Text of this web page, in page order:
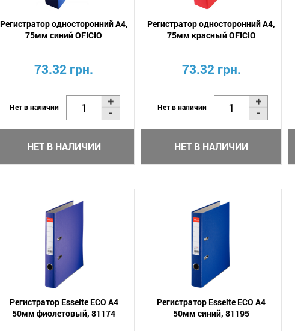
Регистратор односторонний А4,
75мм синий OFICIO
73.32 грн.
Нет в наличии
НЕТ В НАЛИЧИИ
Регистратор односторонний А4,
75мм красный OFICIO
73.32 грн.
Нет в наличии
НЕТ В НАЛИЧИИ
Регистратор Esselte ECO А4
50мм фиолетовый, 81174
Регистратор Esselte ECO А4
50мм синий, 81195